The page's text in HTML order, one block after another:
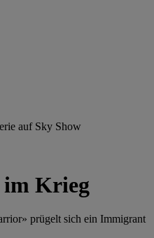
auf Sky Show
Krieg
prügelt sich ein Immigrant